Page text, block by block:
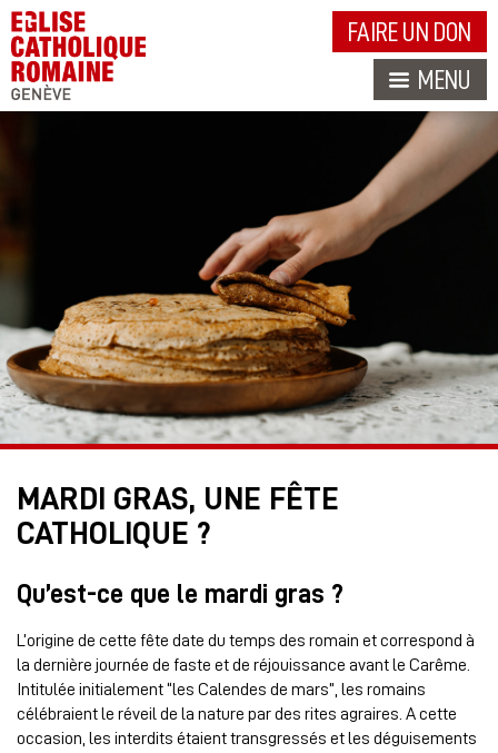
FAIRE UN DON
MENU
MARDI GRAS, UNE FÊTE
CATHOLIQUE ?
Qu’est-ce que le mardi gras ?
L’origine de cette fête date du temps des romain et correspond à
la dernière journée de faste et de réjouissance avant le Carême.
Intitulée initialement “les Calendes de mars”, les romains
célébraient le réveil de la nature par des rites agraires. A cette
occasion, les interdits étaient transgressés et les déguisements